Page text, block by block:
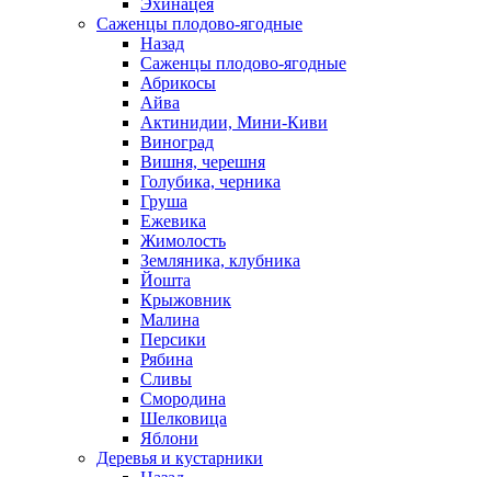
Эхинацея
Саженцы плодово-ягодные
Назад
Саженцы плодово-ягодные
Абрикосы
Айва
Актинидии, Мини-Киви
Виноград
Вишня, черешня
Голубика, черника
Груша
Ежевика
Жимолость
Земляника, клубника
Йошта
Крыжовник
Малина
Персики
Рябина
Сливы
Смородина
Шелковица
Яблони
Деревья и кустарники